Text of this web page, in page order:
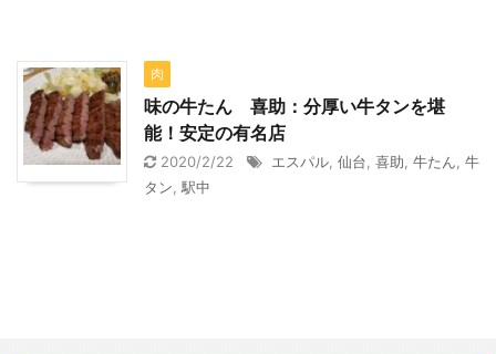
肉
味の牛たん 喜助：分厚い牛タンを堪
能！安定の有名店
2020/2/22 エスパル 仙台 喜助 牛たん 牛
タン 駅中